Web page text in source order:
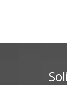
escalar: